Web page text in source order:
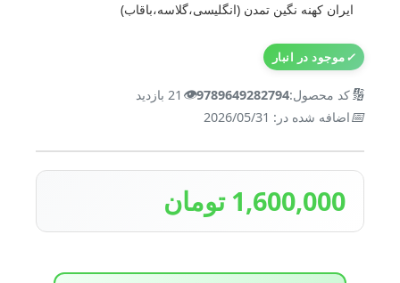
ایران کهنه نگین تمدن (انگلیسی،گلاسه،باقاب)
✓موجود در انبار
🔢کد محصول:9789649282794
👁️ 21 بازدید
📅اضافه شده در: 2026/05/31
1,600,000 تومان